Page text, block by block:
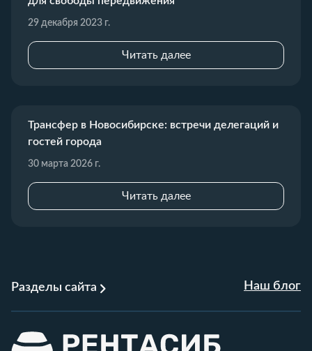
29 декабря 2023 г.
Читать далее
Трансфер в Новосибирске: встречи делегаций и
гостей города
30 марта 2026 г.
Читать далее
Разделы сайта Наш блог